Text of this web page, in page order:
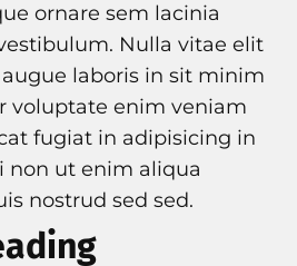
ornare sem lacinia
Nulla vitae elit
laboris in sit minim
voluptate enim veniam
fugiat in adipisicing in
non ut enim aliqua
nostrud sed sed.